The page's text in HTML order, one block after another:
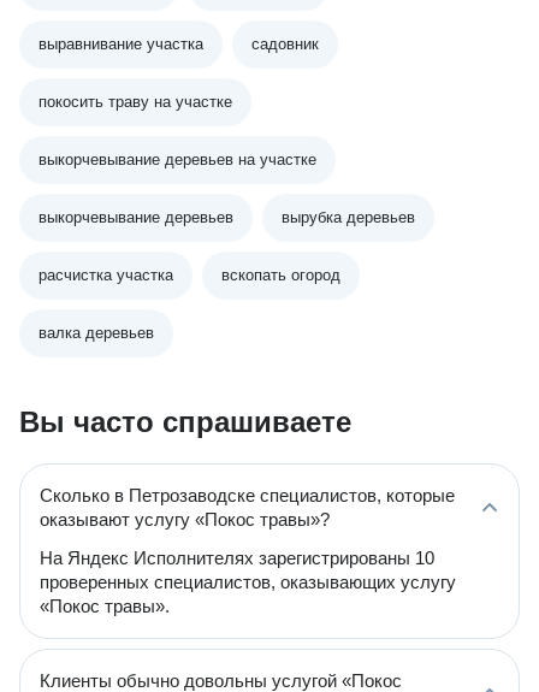
выравнивание участка садовник
покосить траву на участке
выкорчевывание деревьев на участке
выкорчевывание деревьев вырубка деревьев
расчистка участка вскопать огород
валка деревьев
Вы часто спрашиваете
Сколько в Петрозаводске специалистов, которые
оказывают услугу «Покос травы»?
На Яндекс Исполнителях зарегистрированы 10
проверенных специалистов, оказывающих услугу
«Покос травы».
Клиенты обычно довольны услугой «Покос